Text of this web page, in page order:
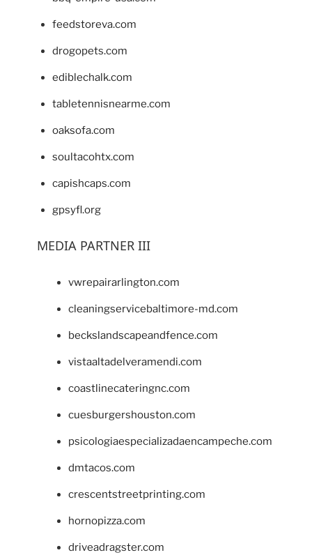
feedstoreva.com
drogopets.com
ediblechalk.com
tabletennisnearme.com
oaksofa.com
soultacohtx.com
capishcaps.com
gpsyfl.org
MEDIA PARTNER III
vwrepairarlington.com
cleaningservicebaltimore-md.com
beckslandscapeandfence.com
vistaaltadelveramendi.com
coastlinecateringnc.com
cuesburgershouston.com
psicologiaespecializadaencampeche.com
dmtacos.com
crescentstreetprinting.com
hornopizza.com
driveadragster.com